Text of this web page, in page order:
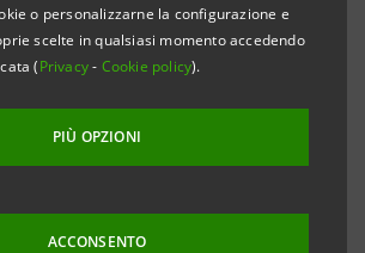
o personalizzarne la configurazione e
scelte in qualsiasi momento accedendo
(Privacy- Cookie policy).
PIÙ OPZIONI
ACCONSENTO
inglese
2006
Banca Intesa